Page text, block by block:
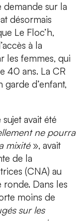
demande sur la
désormais
Le Floc’h,
à la
les femmes, qui
40 ans. La CR
d’enfant,
avait été
ne pourra
mixité», avait
de la
(CNA) au
ronde. Dans les
moins de
sur les